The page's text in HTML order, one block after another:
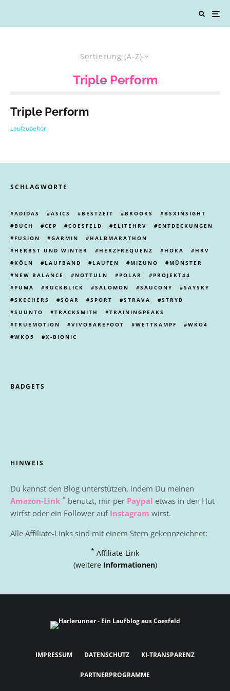
Sortierung (A-Z)
Triple Perform
Triple Perform
Laufzubehör
SCHLAGWORTE
ADIDAS ASICS BESTZEIT BROOKS
BSXINSIGHT
BUCH
CEP COESFELD ELITEHRV
ENTDECKUNGEN
FUSION
GARMIN
HALBMARATHON
HERBST UND WINTER
HERZFREQUENZ HOKA
HRV
KÖLN
LAUFBAND LAUFEN MIZUNO
MÜNSTER
NEW BALANCE
NOTTULN POLAR
PROJEKT44
PUMA
RÜCKBLICK SALOMON SAUCONY
SAYSKY
SKECHERS
SOAR SPORT STRAVA
STRYD
SUUNTO
TRACKSMITH
TRAININGPEAKS
TRUEMOTION
VIVOBAREFOOT WETTKAMPF
WKO4
WKO5
X-BIONIC
BADGETS
HINWEIS
Du kannst den Blog unterstützen, indem Du meinen
Amazon-Link * benutzt, mir per Paypal etwas in den Hut
wirfst oder ein Follower auf Instagram wirst.
Alle Affiliate-Links sind mit einem Stern gekennzeichnet:
* Affiliate-Link
(weitere Informationen)
IMPRESSUM DATENSCHUTZ KI-TRANSPARENZ
PARTNERPROGRAMME